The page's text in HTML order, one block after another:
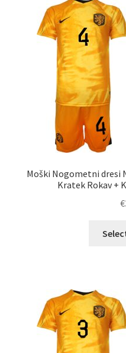
Moški Nogometni dresi
Kratek Rokav +
€